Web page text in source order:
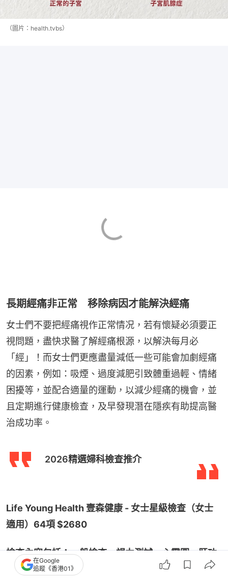
（圖片：health.tvbs）
長期經痛非正常 移除病因才能解決經痛
女士們不要把經痛視作正常情况，若有懷疑必須要正
視問題，盡快求醫了解經痛根源，以解決每月必
「經」！而女士們更應盡量減低一些可能會加劇經痛
的因素，例如：吸煙、過度減肥引致體重過輕、情緒
困擾等，並配合適量的運動，以減少經痛的機會，並
且定期進行健康檢查，及早發現潛在隱疾有助提高醫
治成功率。
2026精選婦科檢查推介
Life Young Health 壹森健康 - 女士星級檢查（女士
適用）64項 $2680
檢查內容包括：一般檢查、視力測試、心電圖、肝功
能檢查、腎功能檢查、糖尿病、血中脂肪檢查、癌症
在Google
追蹤《香港01》